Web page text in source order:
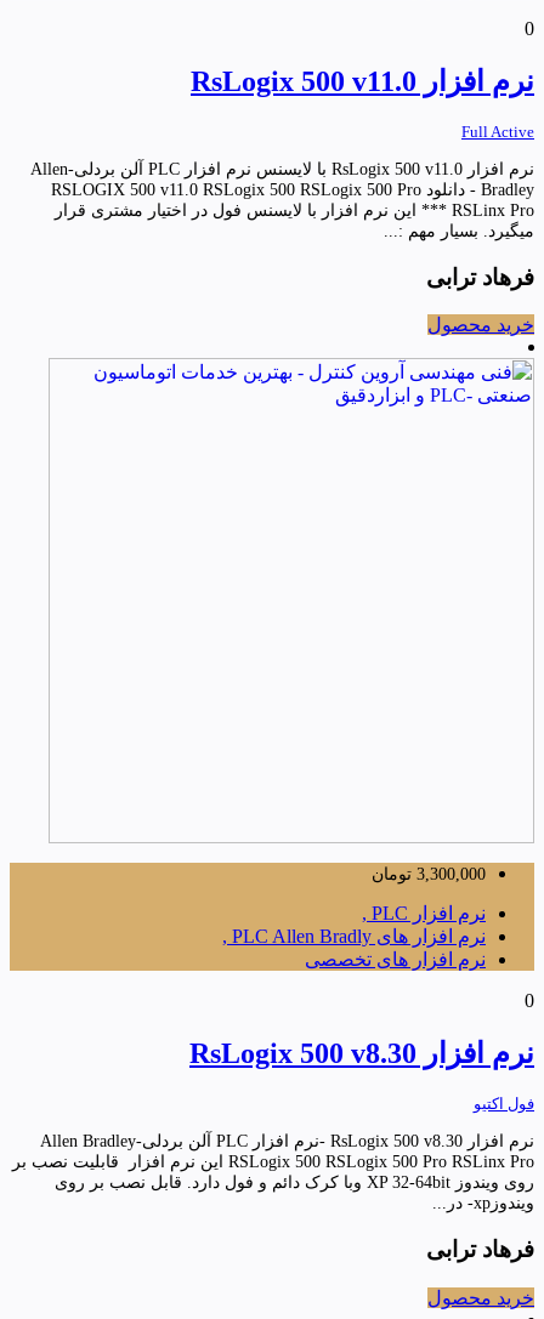
0
نرم افزار RsLogix 500 v11.0
Full Active
نرم افزار RsLogix 500 v11.0 با لایسنس نرم افزار PLC آلن بردلی-Allen
Bradley - دانلود RSLOGIX 500 v11.0 RSLogix 500 RSLogix 500 Pro
RSLinx Pro *** این نرم افزار با لایسنس فول در اختیار مشتری قرار
میگیرد. بسیار مهم :...
فرهاد ترابی
خرید محصول
3,300,000 تومان
نرم افزار PLC ,
نرم افزار های PLC Allen Bradly ,
نرم افزار های تخصصی
0
نرم افزار RsLogix 500 v8.30
فول اکتیو
نرم افزار RsLogix 500 v8.30 -نرم افزار PLC آلن بردلی-Allen Bradley
RSLogix 500 RSLogix 500 Pro RSLinx Pro این نرم افزار قابلیت نصب بر
روی ویندوز XP 32-64bit وبا کرک دائم و فول دارد. قابل نصب بر روی
ویندوزxp- در...
فرهاد ترابی
خرید محصول